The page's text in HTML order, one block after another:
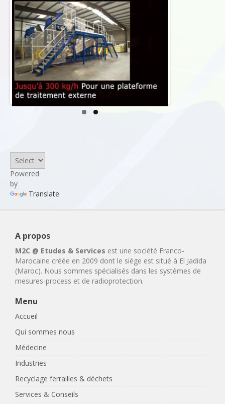
Powered
by
Translate
A propos
M2C @ Etudes & Services est une société Franco-
Marocaine créée en 2009 dont le siège est situé à El Jadida
(Maroc). Nous sommes spécialisés dans les systèmes de
mesures-process et de radioprotection.
Menu
Accueil
Qui sommes nous
Médecine
Industries
Recyclage ferrailles & déchets
Services & Conseils